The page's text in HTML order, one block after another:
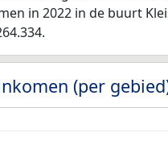
in 2022 in de buurt
(per